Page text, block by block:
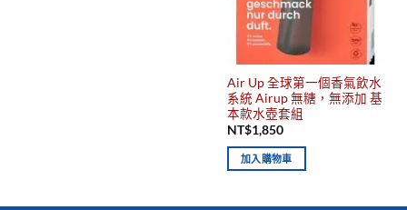
Air Up 全球第一個香氣飲水
系統 Airup 無糖，無添加 基
本款水壺套組
NT$1,850
加入購物車